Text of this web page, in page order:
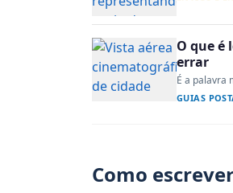
O que é
errar
É a palavra
GUIAS
Como